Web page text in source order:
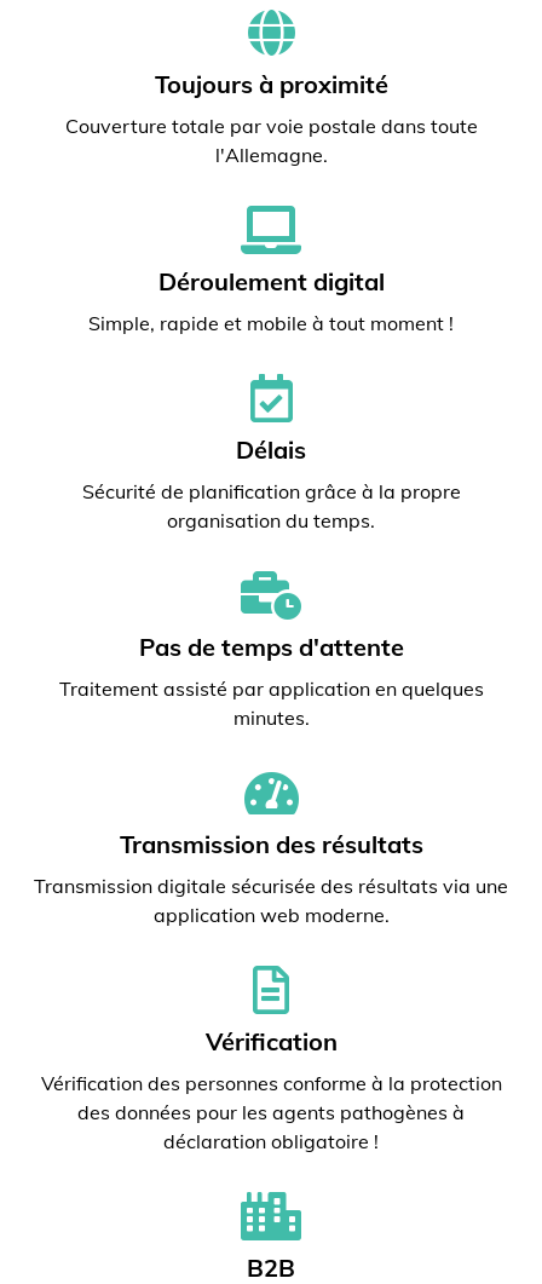
Toujours à proximité
Couverture totale par voie postale dans toute
l'Allemagne.
Déroulement digital
Simple, rapide et mobile à tout moment !
Délais
Sécurité de planification grâce à la propre
organisation du temps.
Pas de temps d'attente
Traitement assisté par application en quelques
minutes.
Transmission des résultats
Transmission digitale sécurisée des résultats via une
application web moderne.
Vérification
Vérification des personnes conforme à la protection
des données pour les agents pathogènes à
déclaration obligatoire !
B2B